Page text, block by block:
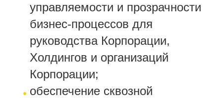
управляемости и прозрачности
бизнес-процессов для
руководства Корпорации,
Холдингов и организаций
Корпорации;
обеспечение сквозной